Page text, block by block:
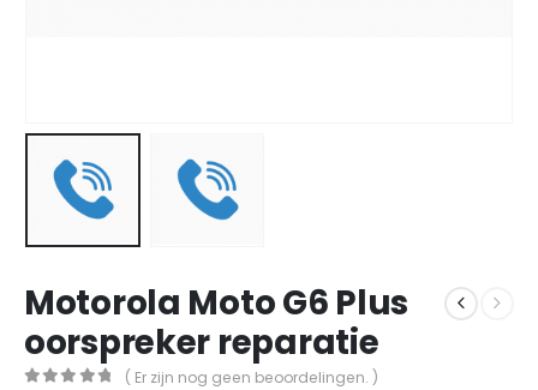
Motorola Moto G6 Plus
oorspreker reparatie
( Er zijn nog geen beoordelingen. )